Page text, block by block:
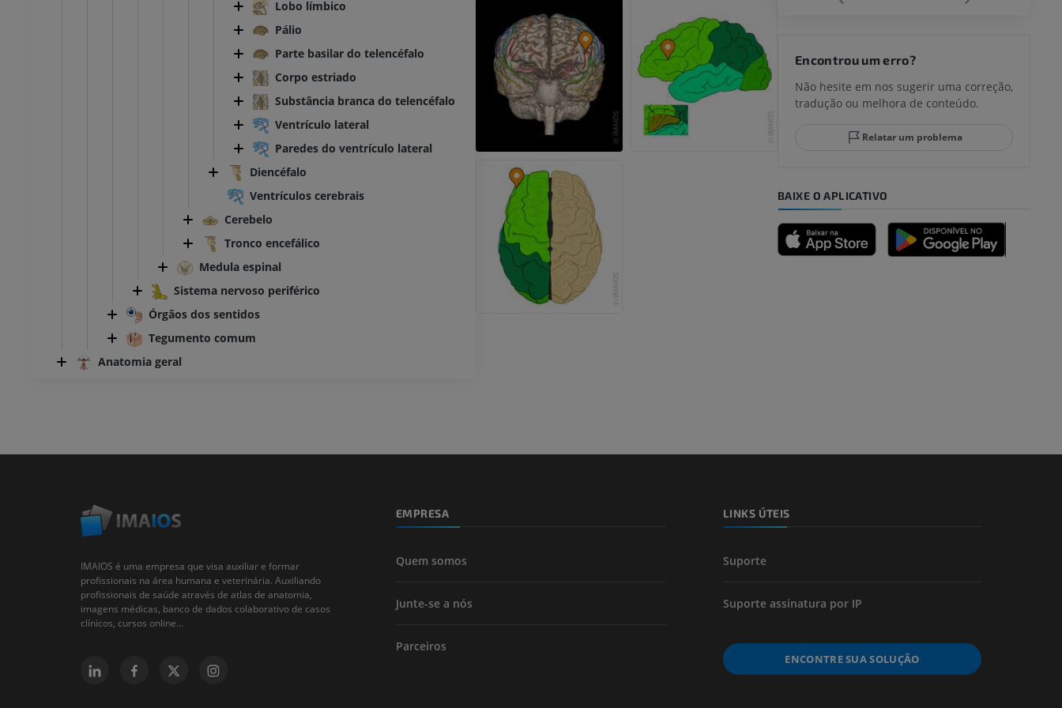
Lobo límbico
Pálio
Parte basilar do telencéfalo
Corpo estriado
Substância branca do telencéfalo
Ventrículo lateral
Paredes do ventrículo lateral
Diencéfalo
Ventrículos cerebrais
Cerebelo
Tronco encefálico
Medula espinal
Sistema nervoso periférico
Órgãos dos sentidos
Tegumento comum
Anatomia geral
TC do tornozelo e do pé
Radiografias do membro
Radiografias
PREMIUM
Arteriografia do membro
Visible Human Project
Artrografia do joelho
Artrografia CT
PREMIUM
IRM do tornezelo e do
retropé
inferiores
Encontrou um erro?
Não hesite em nos sugerir uma correção,
tradução ou melhora de conteúdo.
Relatar um problema
BAIXE O APLICATIVO
IMAIOS é uma empresa que visa auxiliar e formar
profissionais na área humana e veterinária. Auxiliando
profissionais de saúde através de atlas de anatomia,
imagens médicas, banco de dados colaborativo de casos
clínicos, cursos online...
EMPRESA
Quem somos
Junte-se a nós
Parceiros
LINKS ÚTEIS
Suporte
Suporte assinatura por IP
ENCONTRE SUA SOLUÇÃO